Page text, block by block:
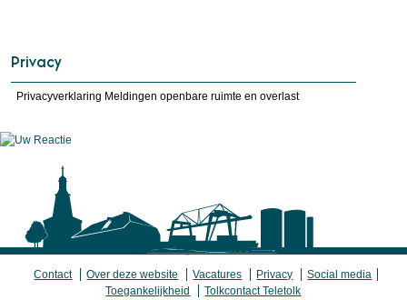
Privacy
Privacyverklaring Meldingen openbare ruimte en overlast
Contact Over deze website Vacatures Privacy
Social media
Toegankelijkheid
Tolkcontact Teletolk